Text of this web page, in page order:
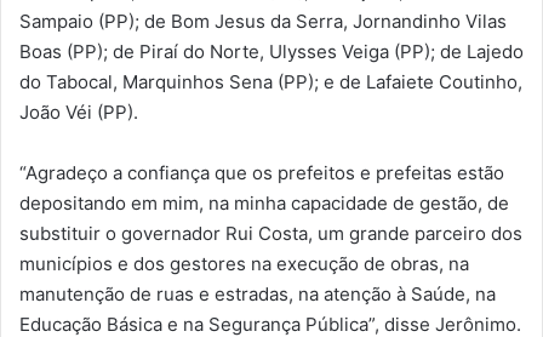
Sampaio (PP); de Bom Jesus da Serra, Jornandinho Vilas
Boas (PP); de Piraí do Norte, Ulysses Veiga (PP); de Lajedo
do Tabocal, Marquinhos Sena (PP); e de Lafaiete Coutinho,
João Véi (PP).
“Agradeço a confiança que os prefeitos e prefeitas estão
depositando em mim, na minha capacidade de gestão, de
substituir o governador Rui Costa, um grande parceiro dos
municípios e dos gestores na execução de obras, na
manutenção de ruas e estradas, na atenção à Saúde, na
Educação Básica e na Segurança Pública”, disse Jerônimo.